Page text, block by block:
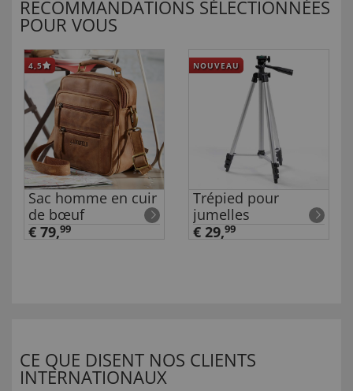
RECOMMANDATIONS SÉLECTIONNÉES
POUR VOUS
4,5
Sac homme en cuir
de bœuf
€ 79,99
NOUVEAU
Trépied pour
jumelles
€ 29,99
CE QUE DISENT NOS CLIENTS
INTERNATIONAUX